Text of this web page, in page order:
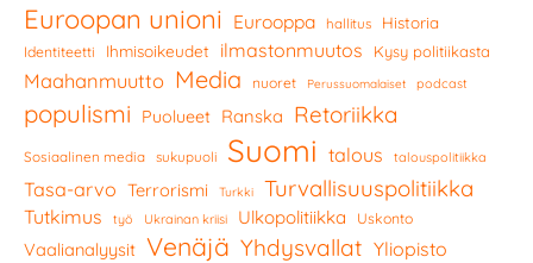
Euroopan unioni Eurooppa hallitus Historia
Identiteetti Ihmisoikeudet ilmastonmuutos Kysy politiikasta
Maahanmuutto Media nuoret Perussuomalaiset podcast
populismi Puolueet Ranska Retoriikka
Sosiaalinen media sukupuoli Suomi talous talouspolitiikka
Tasa-arvo Terrorismi Turkki Turvallisuuspolitiikka
Tutkimus työ Ukrainan kriisi Ulkopolitiikka Uskonto
Vaalianalyysit Venäjä Yhdysvallat Yliopisto